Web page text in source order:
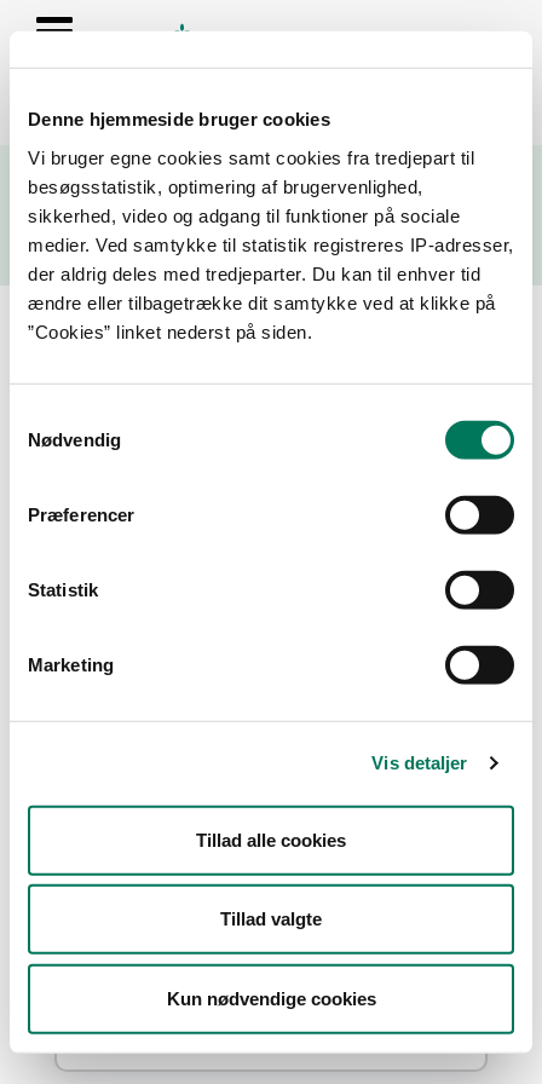
Denne hjemmeside bruger cookies
Vi bruger egne cookies samt cookies fra tredjepart til
besøgsstatistik, optimering af brugervenlighed,
sikkerhed, video og adgang til funktioner på sociale
medier. Ved samtykke til statistik registreres IP-adresser,
der aldrig deles med tredjeparter. Du kan til enhver tid
ændre eller tilbagetrække dit samtykke ved at klikke på
”Cookies” linket nederst på siden.
Nødvendig
Præferencer
Statistik
Marketing
Vis detaljer
Tillad alle cookies
Tillad valgte
Kun nødvendige cookies
Se resultater fra fødevarekontrollen og virksomhedernes seneste
fire kontrolrapporter
Søg
Søg på adresse, postnummer, by, firmanavn
Resultater for "rosenbeck"
Filtrer din søgning
Type
Branche
Kontorvirksomheder m.fl.(1)
(1)
Vis flere